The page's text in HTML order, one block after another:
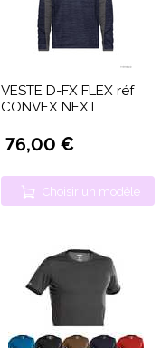
VESTE D-FX FLEX réf
CONVEX NEXT
76,00 €
Choisir un modèle